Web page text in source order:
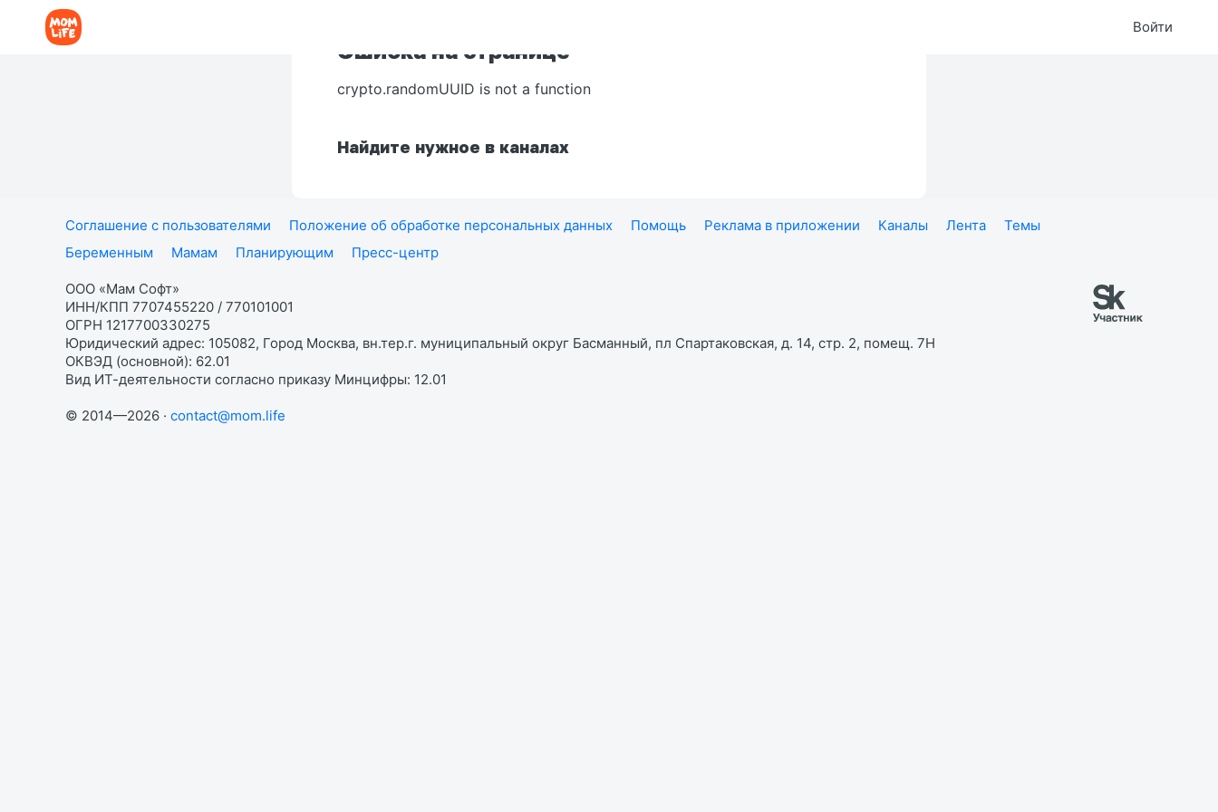
Войти
Ошибка на странице
crypto.randomUUID is not a function
Найдите нужное в каналах
Соглашение с пользователями Положение об обработке персональных данных Помощь Реклама в приложении Каналы Лента
Темы
Беременным
Мамам Планирующим Пресс-центр
ООО «Мам Софт»
ИНН/КПП 7707455220 / 770101001
ОГРН 1217700330275
Юридический адрес: 105082, Город Москва, вн.тер.г. муниципальный округ Басманный, пл Спартаковская, д. 14, стр. 2, помещ. 7Н
ОКВЭД (основной): 62.01
Вид ИТ-деятельности согласно приказу Минцифры: 12.01
© 2014—2026 · contact@mom.life